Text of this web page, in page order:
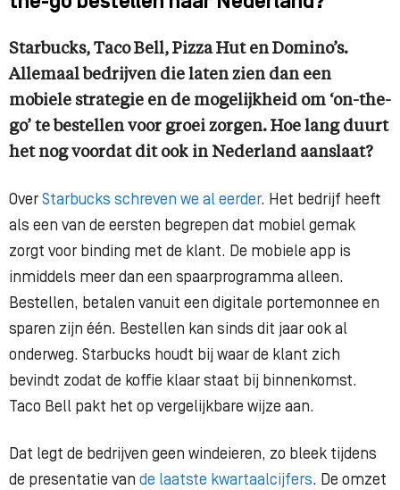
Starbucks, Taco Bell, Pizza Hut en Domino’s.
Allemaal bedrijven die laten zien dan een
mobiele strategie en de mogelijkheid om ‘on-the-
go’ te bestellen voor groei zorgen. Hoe lang duurt
het nog voordat dit ook in Nederland aanslaat?
Over Starbucks schreven we al eerder. Het bedrijf heeft
als een van de eersten begrepen dat mobiel gemak
zorgt voor binding met de klant. De mobiele app is
inmiddels meer dan een spaarprogramma alleen.
Bestellen, betalen vanuit een digitale portemonnee en
sparen zijn één. Bestellen kan sinds dit jaar ook al
onderweg. Starbucks houdt bij waar de klant zich
bevindt zodat de koffie klaar staat bij binnenkomst.
Taco Bell pakt het op vergelijkbare wijze aan.
Dat legt de bedrijven geen windeieren, zo bleek tijdens
de presentatie van de laatste kwartaalcijfers. De omzet